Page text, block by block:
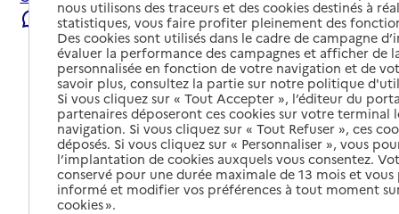
Signaler une erreur
nous utilisons des traceurs et des cookies destinés à
statistiques, vous faire profiter pleinement des
Des cookies sont utilisés dans le cadre de campagne
évaluer la performance des campagnes et afficher de
personnalisée en fonction de votre navigation et de
savoir plus, consultez la partie sur notre politique
Si vous cliquez sur « Tout Accepter », l’éditeur du
partenaires déposeront ces cookies sur votre terminal
navigation. Si vous cliquez sur « Tout Refuser », ces
déposés. Si vous cliquez sur « Personnaliser », vous
l’implantation de cookies auxquels vous consentez.
conservé pour une durée maximale de 13 mois et
informé et modifier vos préférences à tout moment
cookies ».